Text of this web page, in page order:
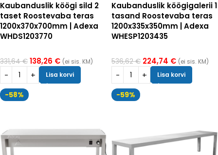
Kaubanduslik köögi sild 2
taset Roostevaba teras
1200x370x700mm | Adexa
WHDS1203770
331,64€ 138,26 € (ei sis. KM)
Lisa korvi
Kaubanduslik köögigalerii 1
tasand Roostevaba teras
1200x335x350mm | Adexa
WHESP1203435
536,62€ 224,74 € (ei sis. KM)
Lisa korvi
-58% -59%